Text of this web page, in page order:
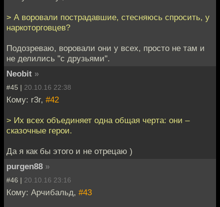
> А воровали пострадавшие, стесняюсь спросить, у
наркоторговцев?
Подозреваю, воровали они у всех, просто не там и
не делились "с друзьями".
Neobit »
#45 | 20.10.16 22:38
Кому: r3r, #42
> Их всех объединяет одна общая черта: они –
сказочные герои.
Да я как бы этого и не отрецаю )
purgen88 »
#46 | 20.10.16 23:16
Кому: Арчибальд, #43